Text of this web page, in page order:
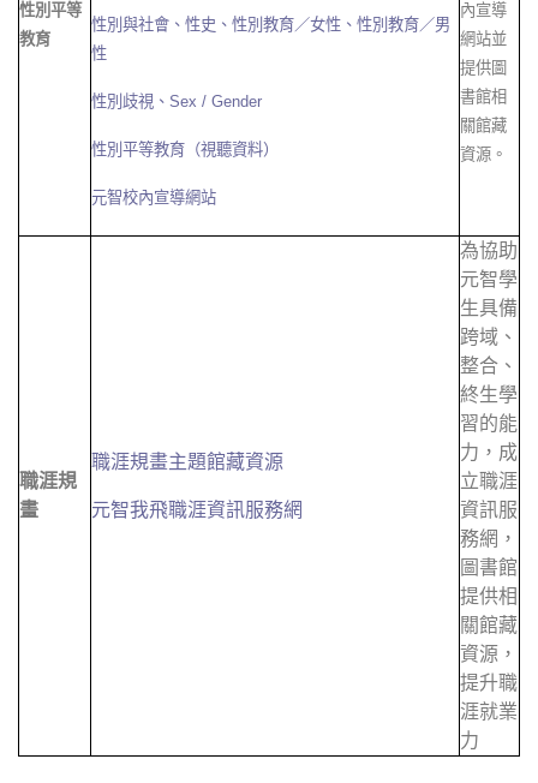
性別平等
教育
性別與社會 、 性史 、 性別教育／女性 、 性別教育／男
性
性別歧視 、 Sex / Gender
性別平等教育（視聽資料）
元智校內宣導網站
內宣導
網站並
提供圖
書館相
關館藏
資源。
職涯規
畫
職涯規畫主題館藏資源
元智我飛職涯資訊服務網
為協助
元智學
生具備
跨域、
整合、
終生學
習的能
力，成
立職涯
資訊服
務網，
圖書館
提供相
關館藏
資源，
提升職
涯就業
力